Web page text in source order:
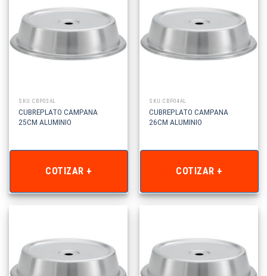
SKU: CBP03AL
CUBREPLATO CAMPANA
25CM ALUMINIO
COTIZAR +
SKU: CBP04AL
CUBREPLATO CAMPANA
26CM ALUMINIO
COTIZAR +